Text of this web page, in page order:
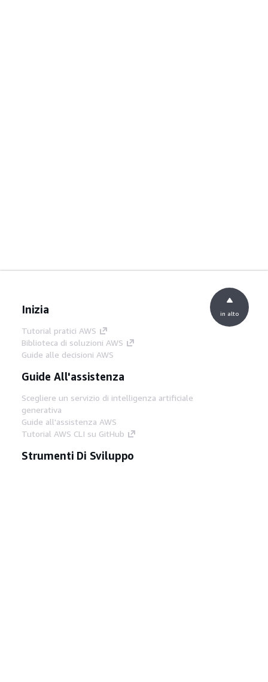
Inizia
Tutorial pratici AWS
Biblioteca di soluzioni AWS
Guide alle decisioni AWS
Guide All'assistenza
Scegliere un servizio di intelligenza artificiale
generativa
Guide all'assistenza AWS
Tutorial AWS CLI su GitHub
Strumenti Di Sviluppo
in alto